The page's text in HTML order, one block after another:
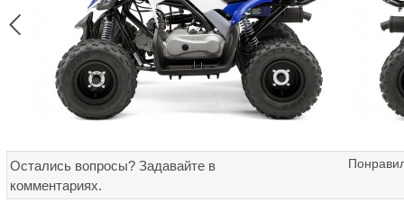

Остались вопросы? Задавайте в
комментариях.